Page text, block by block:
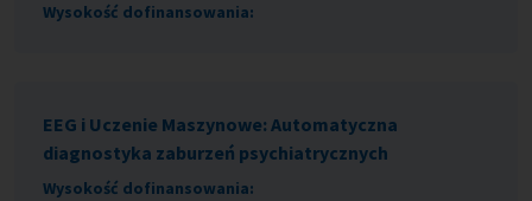
Wysokość dofinansowania:
EEG i Uczenie Maszynowe: Automatyczna
diagnostyka zaburzeń psychiatrycznych
Wysokość dofinansowania: